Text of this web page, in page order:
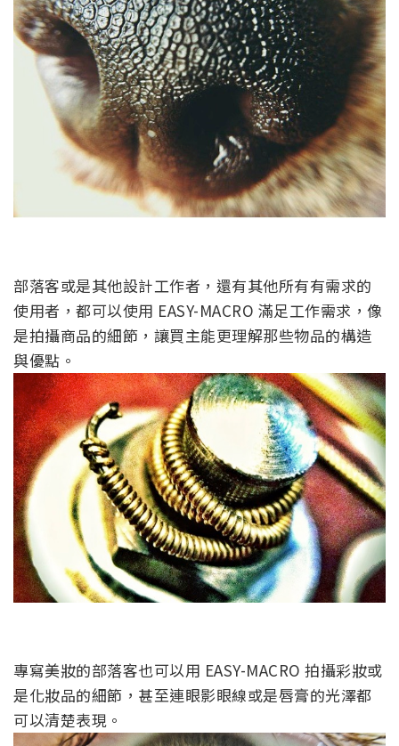
部落客或是其他設計工作者，還有其他所有有需求的
使用者，都可以使用 EASY-MACRO 滿足工作需求，像
是拍攝商品的細節，讓買主能更理解那些物品的構造
與優點。
專寫美妝的部落客也可以用 EASY-MACRO 拍攝彩妝或
是化妝品的細節，甚至連眼影眼線或是唇膏的光澤都
可以清楚表現。